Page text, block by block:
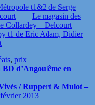
t1&2 de Serge
Le magasin des
Collardey – Delcourt
t1 de Eric Adam, Didier
, prix
BD d’Angoulême en
/ Ruppert & Mulot –
2013